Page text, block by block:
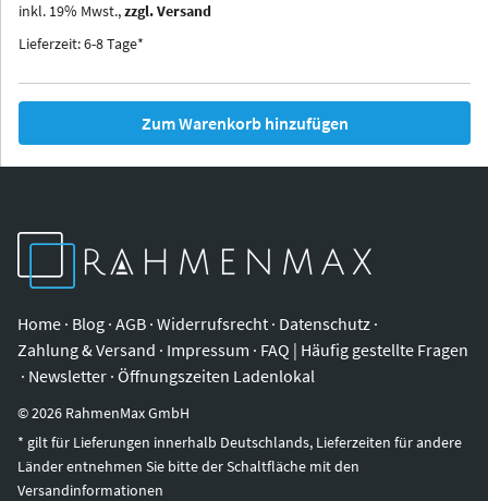
Iowa
inkl. 19% Mwst.,zzgl. Versand
Lieferzeit: 6-8 Tage*
Zum Warenkorb hinzufügen
Home · Blog · AGB · Widerrufsrecht · Datenschutz ·
Zahlung & Versand · Impressum · FAQ | Häufig gestellte Fragen
· Newsletter · Öffnungszeiten Ladenlokal
©2026 RahmenMax GmbH
* gilt für Lieferungen innerhalb Deutschlands, Lieferzeiten für andere
Länder entnehmen Sie bitte der Schaltfläche mit den
Versandinformationen